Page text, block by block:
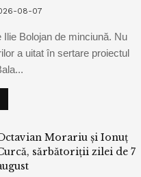
08-07
Bolojan de minciună. Nu
a uitat în sertare proiectul
Morariu și Ionuț
sărbătoriții zilei de 7